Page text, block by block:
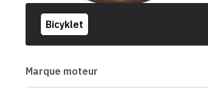
Bicyklet
Marque moteur